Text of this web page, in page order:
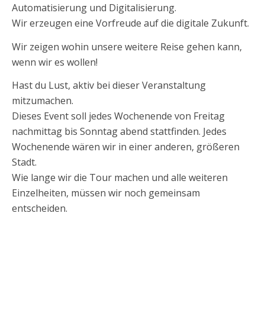
Automatisierung und Digitalisierung.
Wir erzeugen eine Vorfreude auf die digitale Zukunft.
Wir zeigen wohin unsere weitere Reise gehen kann,
wenn wir es wollen!
Hast du Lust, aktiv bei dieser Veranstaltung
mitzumachen.
Dieses Event soll jedes Wochenende von Freitag
nachmittag bis Sonntag abend stattfinden. Jedes
Wochenende wären wir in einer anderen, größeren
Stadt.
Wie lange wir die Tour machen und alle weiteren
Einzelheiten, müssen wir noch gemeinsam
entscheiden.